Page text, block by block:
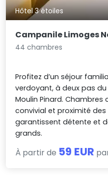
Hôtel 3 étoiles
Campanile Limoges
44 chambres
Profitez d’un séjour
verdoyant, à deux pas
Moulin Pinard.
convivial et proximité
garantissent détente et
grands.
À partir de 59 EUR